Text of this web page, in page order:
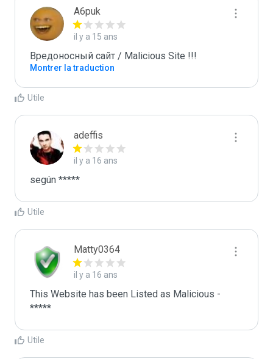
A6puk
il y a 15 ans
Вредоносный сайт / Malicious Site !!!
Montrer la traduction
Utile
adeffis
il y a 16 ans
según *****
Utile
Matty0364
il y a 16 ans
This Website has been Listed as Malicious -
*****
Utile